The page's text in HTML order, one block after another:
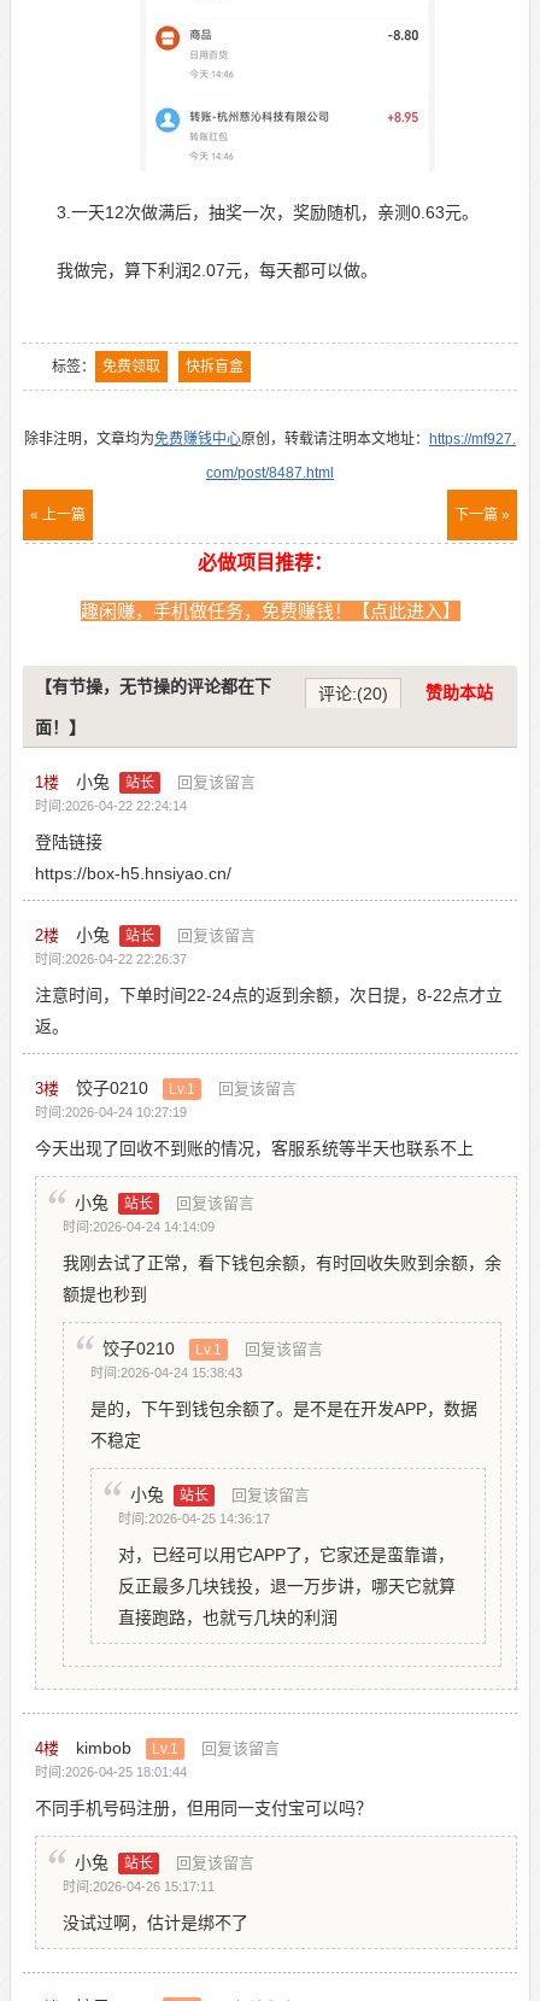
3.一天12次做满后，抽奖一次，奖励随机，亲测0.63元。
我做完，算下利润2.07元，每天都可以做。
标签： 免费领取 快拆盲盒
除非注明，文章均为免费赚钱中心原创，转载请注明本文地址：
https://mf927.
com/post/8487.html
« 上一篇 下一篇 »
必做项目推荐：
趣闲赚，手机做任务，免费赚钱！【点此进入】
评论:(20) 赞助本站
【有节操，无节操的评论都在下
面！】
1楼 小兔 站长 回复该留言
时间:2026-04-22 22:24:14
登陆链接
https://box-h5.hnsiyao.cn/
2楼 小兔 站长 回复该留言
时间:2026-04-22 22:26:37
注意时间，下单时间22-24点的返到余额，次日提，8-22点才立
返。
3楼 饺子0210 Lv.1 回复该留言
时间:2026-04-24 10:27:19
今天出现了回收不到账的情况，客服系统等半天也联系不上
小兔 站长 回复该留言
时间:2026-04-24 14:14:09
我刚去试了正常，看下钱包余额，有时回收失败到余额，余
额提也秒到
饺子0210 Lv.1 回复该留言
时间:2026-04-24 15:38:43
是的，下午到钱包余额了。是不是在开发APP，数据
不稳定
小兔 站长 回复该留言
时间:2026-04-25 14:36:17
对，已经可以用它APP了，它家还是蛮靠谱，
反正最多几块钱投，退一万步讲，哪天它就算
直接跑路，也就亏几块的利润
4楼 kimbob Lv.1 回复该留言
时间:2026-04-25 18:01:44
不同手机号码注册，但用同一支付宝可以吗？
小兔 站长 回复该留言
时间:2026-04-26 15:17:11
没试过啊，估计是绑不了